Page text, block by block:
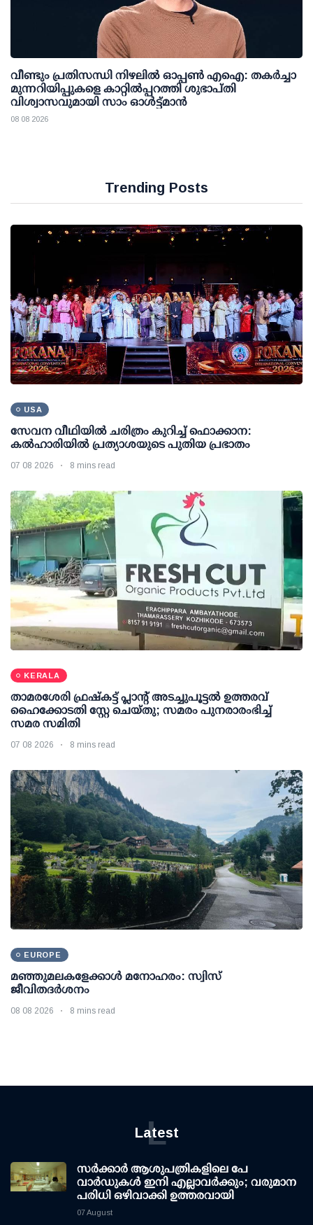
വീണ്ടും പ്രതിസന്ധി നിഴലില്‍ ഓപ്പണ്‍ എഐ: തകര്‍ച്ചാ
മുന്നറിയിപ്പുകളെ കാറ്റില്‍പ്പറത്തി ശുഭാപ്തി
വിശ്വാസവുമായി സാം ഓള്‍ട്ട്മാന്‍
08 08 2026
Trending Posts
USA
സേവന വീഥിയില്‍ ചരിത്രം കുറിച്ച് ഫൊക്കാന:
കല്‍ഹാരിയില്‍ പ്രത്യാശയുടെ പുതിയ പ്രഭാതം
07 08 2026 8 mins read
KERALA
താമരശേരി ഫ്രഷ്കട്ട് പ്ലാന്റ് അടച്ചുപൂട്ടൽ ഉത്തരവ്
ഹൈക്കോടതി സ്റ്റേ ചെയ്തു; സമരം പുനരാരംഭിച്ച്
സമര സമിതി
07 08 2026 8 mins read
EUROPE
മഞ്ഞുമലകളേക്കാൾ മനോഹരം: സ്വിസ്
ജീവിതദർശനം
08 08 2026 8 mins read
Latest
L
സര്‍ക്കാര്‍ ആശുപത്രികളിലെ പേ
വാര്‍ഡുകള്‍ ഇനി എല്ലാവര്‍ക്കും; വരുമാന
പരിധി ഒഴിവാക്കി ഉത്തരവായി
07 August